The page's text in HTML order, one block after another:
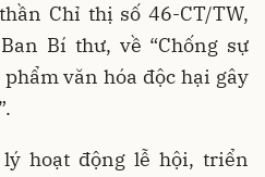
Chỉ thị số 46-CT/TW,
Bí thư, về “Chống sự
văn hóa độc hại gây
hoạt động lễ hội, triển